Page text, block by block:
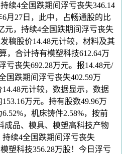
续4全国跌期间浮亏丧失346.14
月27日，此中，占畅通股的比
元，持续4全国跌期间浮亏丧失
稿股价14.48元计较，材料及其
，合计持有模塑科技612.64万
亏丧失692.28万元。报14.48元/
国跌期间浮亏丧失402.59万
元计较，数据显示，数据
万元。持有股数49.96万
，机床铸件2.58%，按前
成品、模具、模塑高科技产物
续4全国跌期间浮亏丧失
塑科技356.28万股！今日浮亏